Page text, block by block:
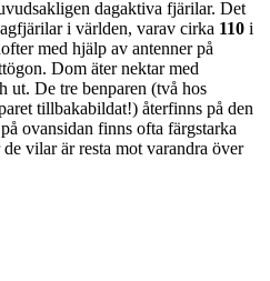
dagaktiva fjärilar. Det
i världen, varav cirka 110 i
med hjälp av antenner på
Dom äter nektar med
ut. De tre benparen (två hos
tillbakabildat!) återfinns på den
ovansidan finns ofta färgstarka
vilar är resta mot varandra över